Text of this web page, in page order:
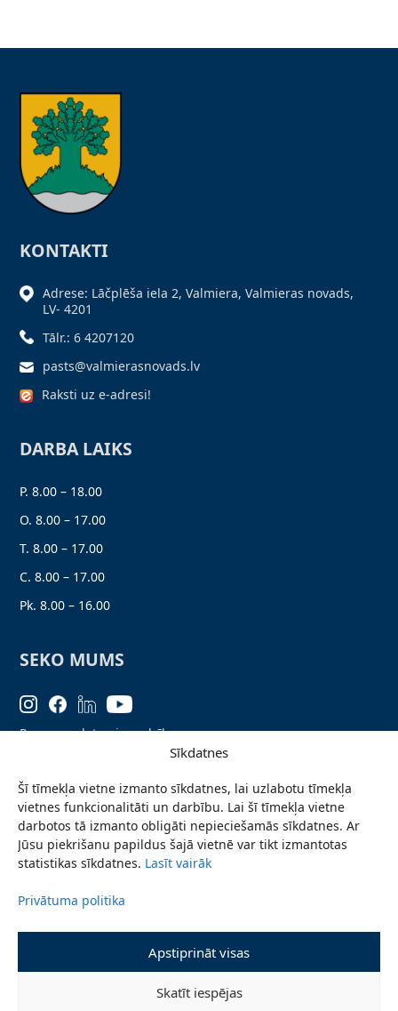
Sīkdatnes
Šī tīmekļa vietne izmanto sīkdatnes, lai uzlabotu tīmekļa
vietnes funkcionalitāti un darbību. Lai šī tīmekļa vietne
darbotos tā izmanto obligāti nepieciešamās sīkdatnes. Ar
Jūsu piekrišanu papildus šajā vietnē var tikt izmantotas
statistikas sīkdatnes. Lasīt vairāk
Privātuma politika
Apstiprināt visas
Skatīt iespējas
KONTAKTI
Adrese: Lāčplēša iela 2, Valmiera, Valmieras novads,
LV- 4201
Tālr.: 6 4207120
pasts@valmierasnovads.lv
Raksti uz e-adresi!
DARBA LAIKS
P. 8.00 – 18.00
O. 8.00 – 17.00
T. 8.00 – 17.00
C. 8.00 – 17.00
Pk. 8.00 – 16.00
SEKO MUMS
Personas datu aizsardzība
Ziņo par problēmu
Pieteikties jaunumiem
Piekļūstamības paziņojums
© 2026 Valmieras novada pašvaldība